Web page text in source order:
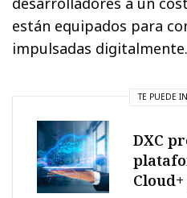
están equipados para
impulsadas digitalmente.
TE PUEDE
DXC